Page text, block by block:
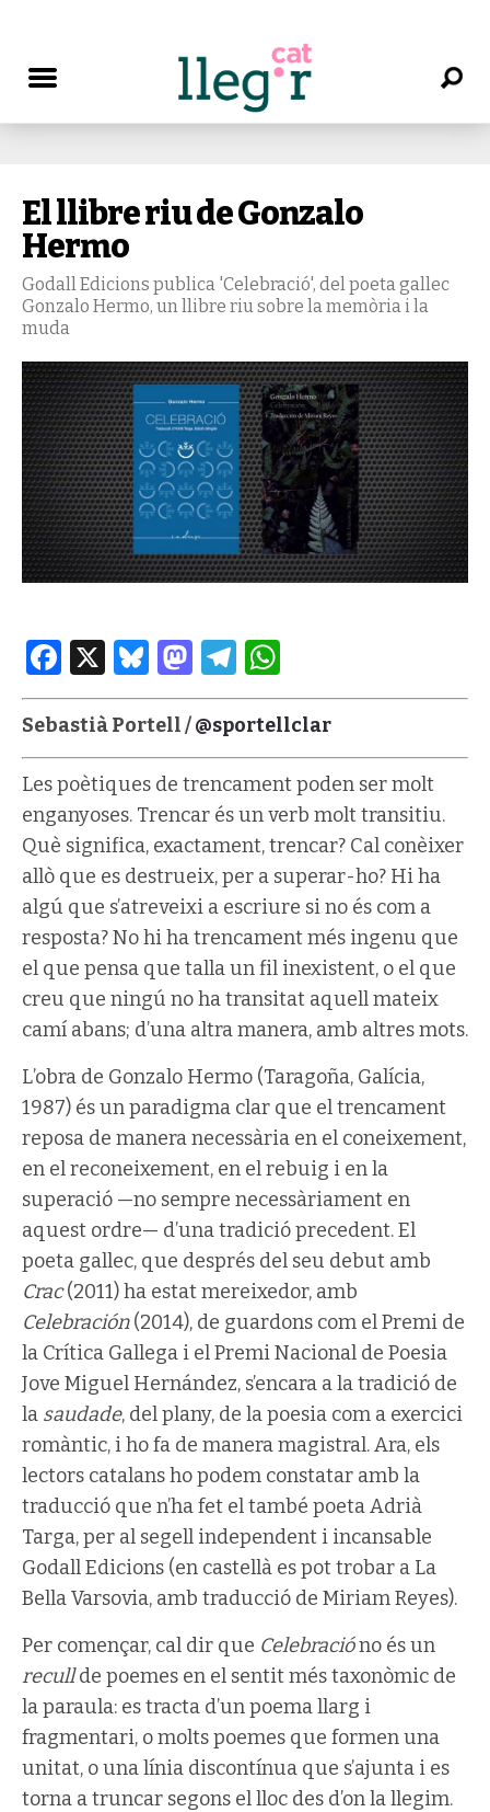
El llibre riu de Gonzalo
Hermo
Godall Edicions publica 'Celebració', del poeta gallec
Gonzalo Hermo, un llibre riu sobre la memòria i la
muda
Facebook
X Bluesky
Mastodon
Telegram
Sebastià Portell /@sportellclar
Les poètiques de trencament poden ser molt
enganyoses. Trencar és un verb molt transitiu.
Què significa, exactament, trencar? Cal conèixer
allò que es destrueix, per a superar-ho? Hi ha
algú que s’atreveixi a escriure si no és com a
resposta? No hi ha trencament més ingenu que
el que pensa que talla un fil inexistent, o el que
creu que ningú no ha transitat aquell mateix
camí abans; d’una altra manera, amb altres mots.
L’obra de Gonzalo Hermo (Taragoña, Galícia,
1987) és un paradigma clar que el trencament
reposa de manera necessària en el coneixement,
en el reconeixement, en el rebuig i en la
superació —no sempre necessàriament en
aquest ordre— d’una tradició precedent. El
poeta gallec, que després del seu debut amb
Crac(2011) ha estat mereixedor, amb
Celebración(2014), de guardons com el Premi de
la Crítica Gallega i el Premi Nacional de Poesia
Jove Miguel Hernández, s’encara a la tradició de
la saudade, del plany, de la poesia com a exercici
romàntic, i ho fa de manera magistral. Ara, els
lectors catalans ho podem constatar amb la
traducció que n’ha fet el també poeta Adrià
Targa, per al segell independent i incansable
Godall Edicions (en castellà es pot trobar a La
Bella Varsovia, amb traducció de Miriam Reyes).
Per començar, cal dir que Celebracióno és un
recullde poemes en el sentit més taxonòmic de
la paraula: es tracta d’un poema llarg i
fragmentari, o molts poemes que formen una
unitat, o una línia discontínua que s’ajunta i es
torna a truncar segons el lloc des d’on la llegim.